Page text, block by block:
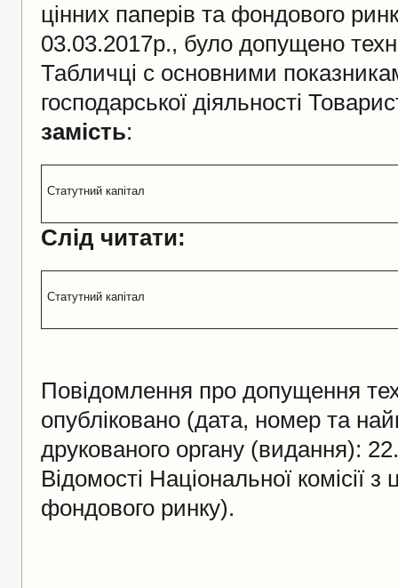
цінних паперів та фондового
03.03.2017р., було допущено
Табличці с основними
господарської діяльності
замість:
Статутний капітал
Слід читати:
Статутний капітал
Повідомлення про допущення
опубліковано (дата, номер та
друкованого органу (видання):
Відомості Національної комісії з
фондового ринку).